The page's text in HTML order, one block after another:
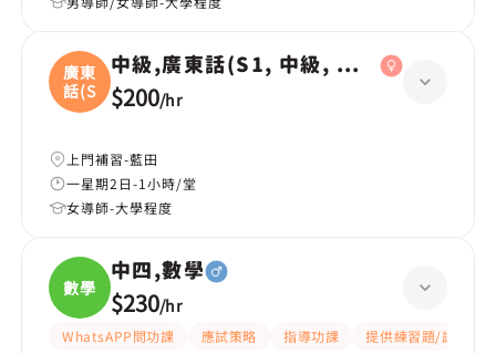
廣東
話(S
中級,廣東話(S1, 中級, 學校課程)
$200/hr
上門補習-藍田
一星期2日-1小時/堂
女導師-大學程度
數學
中四,數學
$230/hr
WhatsAPP問功課 應試策略 指導功課
提供練習題/試題